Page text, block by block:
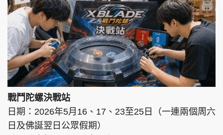
戰鬥陀螺決戰站
日期：2026年5月16、17、23至25日（一連兩個周六
日及佛誕翌日公眾假期）